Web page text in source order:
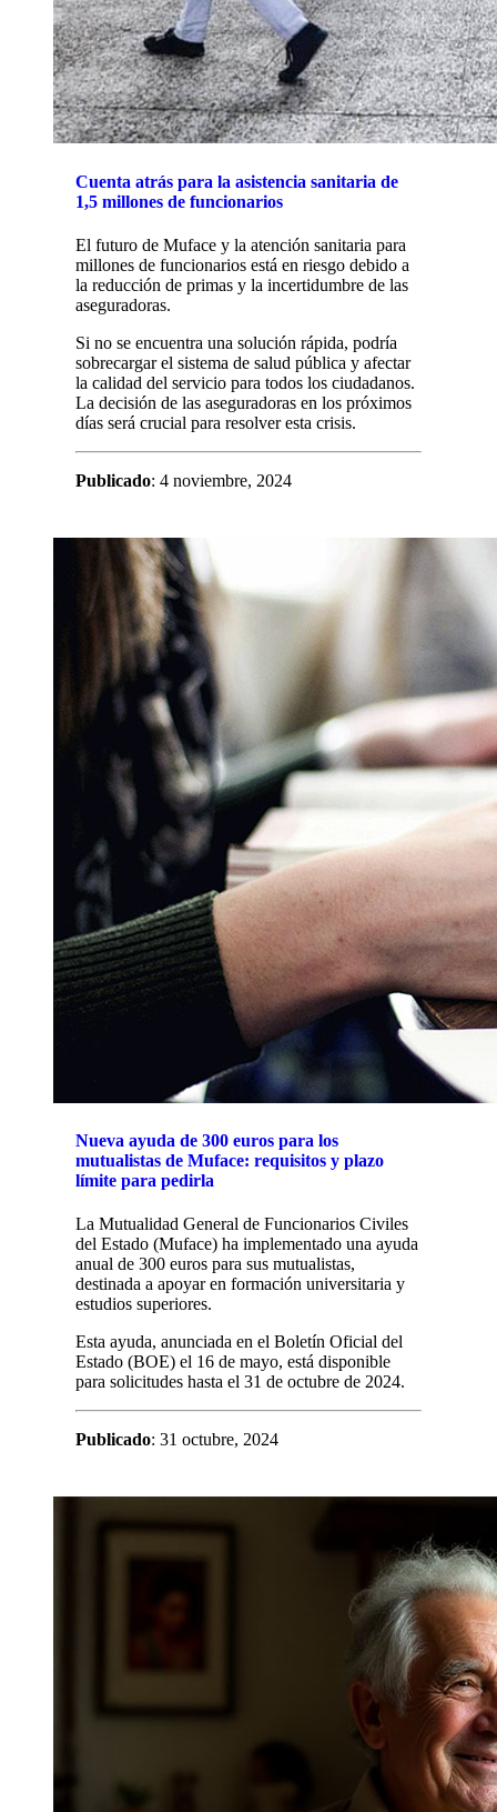
Cuenta atrás para la asistencia sanitaria de
1,5 millones de funcionarios
El futuro de Muface y la atención sanitaria para
millones de funcionarios está en riesgo debido a
la reducción de primas y la incertidumbre de las
aseguradoras.
Si no se encuentra una solución rápida, podría
sobrecargar el sistema de salud pública y afectar
la calidad del servicio para todos los ciudadanos.
La decisión de las aseguradoras en los próximos
días será crucial para resolver esta crisis.
Publicado: 4 noviembre, 2024
Nueva ayuda de 300 euros para los
mutualistas de Muface: requisitos y plazo
límite para pedirla
La Mutualidad General de Funcionarios Civiles
del Estado (Muface) ha implementado una ayuda
anual de 300 euros para sus mutualistas,
destinada a apoyar en formación universitaria y
estudios superiores.
Esta ayuda, anunciada en el Boletín Oficial del
Estado (BOE) el 16 de mayo, está disponible
para solicitudes hasta el 31 de octubre de 2024.
Publicado: 31 octubre, 2024